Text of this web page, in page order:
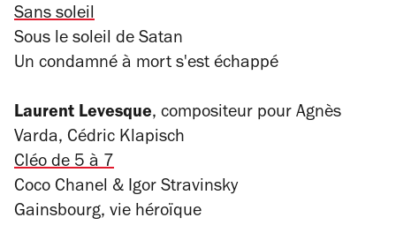
Sans soleil
Sous le soleil de Satan
Un condamné à mort s'est échappé
Laurent Levesque, compositeur pour Agnès
Varda, Cédric Klapisch
Cléo de 5 à 7
Coco Chanel & Igor Stravinsky
Gainsbourg, vie héroïque